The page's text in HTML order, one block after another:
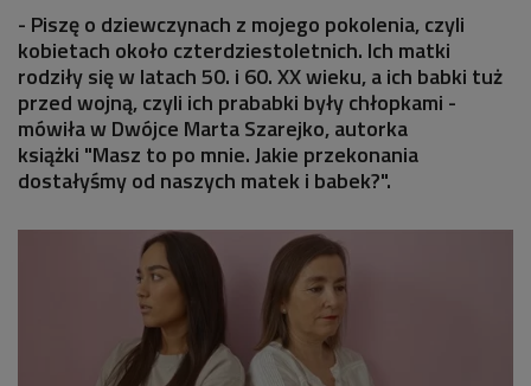
- Piszę o dziewczynach z mojego pokolenia, czyli
kobietach około czterdziestoletnich. Ich matki
rodziły się w latach 50. i 60. XX wieku, a ich babki tuż
przed wojną, czyli ich prababki były chłopkami -
mówiła w Dwójce Marta Szarejko, autorka
książki "Masz to po mnie. Jakie przekonania
dostałyśmy od naszych matek i babek?".